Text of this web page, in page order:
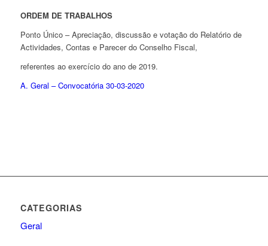
ORDEM DE TRABALHOS
Ponto Único – Apreciação, discussão e votação do Relatório de
Actividades, Contas e Parecer do Conselho Fiscal,
referentes ao exercício do ano de 2019.
A. Geral – Convocatória 30-03-2020
CATEGORIAS
Geral